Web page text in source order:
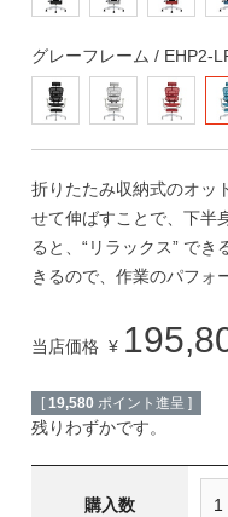
グレーフレーム / EHP2-
折りたたみ収納式のオッ
せて伸ばすことで、下半
ると、“リラックス” でき
きるので、作業のパフォ
当店価格 ¥
[ 19,580 ポイント進呈 ]
残りわずかです。